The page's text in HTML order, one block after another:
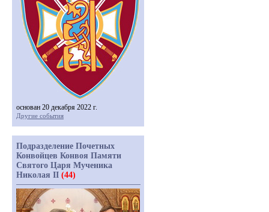
основан 20 декабря 2022 г.
Другие события
Подразделение Почетных
Конвойцев Конвоя Памяти
Святого Царя Мученика
Николая II (44)